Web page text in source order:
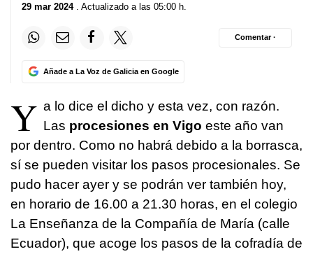
29 mar 2024. Actualizado a las 05:00 h.
Añade a La Voz de Galicia en Google
Comentar ·
Y a lo dice el dicho y esta vez, con razón.
Las procesiones en Vigo este año van
por dentro. Como no habrá debido a la borrasca,
sí se pueden visitar los pasos procesionales. Se
pudo hacer ayer y se podrán ver también hoy,
en horario de 16.00 a 21.30 horas, en el colegio
La Enseñanza de la Compañía de María (calle
Ecuador), que acoge los pasos de la cofradía de